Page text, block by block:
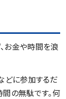
お金や時間を浪
どに参加するだ
の無駄です。何